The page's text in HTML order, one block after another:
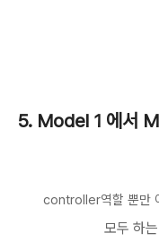
5. Model 1 에서
controller역할 뿐만
모두 하